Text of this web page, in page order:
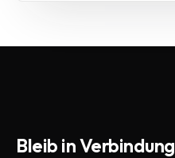
Bleib in Verbindung